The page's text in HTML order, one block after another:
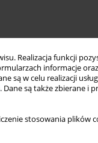
Realizacja funkcji
informacje
są w celu realizacji
. Dane są także zbierane i
stosowania plików